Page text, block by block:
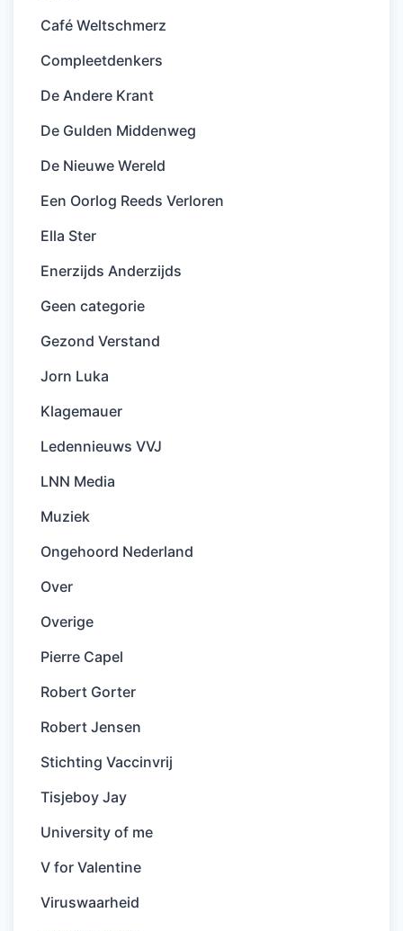
Café Weltschmerz
Compleetdenkers
De Andere Krant
De Gulden Middenweg
De Nieuwe Wereld
Een Oorlog Reeds Verloren
Ella Ster
Enerzijds Anderzijds
Geen categorie
Gezond Verstand
Jorn Luka
Klagemauer
Ledennieuws VVJ
LNN Media
Muziek
Ongehoord Nederland
Over
Overige
Pierre Capel
Robert Gorter
Robert Jensen
Stichting Vaccinvrij
Tisjeboy Jay
University of me
V for Valentine
Viruswaarheid